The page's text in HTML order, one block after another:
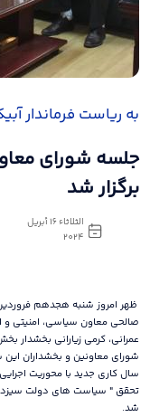
به ریاست فرماندار
جلسه شورای
برگزار شد
الثلاثاء ١٦ أبريل
٢٠٢٤
ظهر امروز شنبه هجدهم
صالحی معاون سیاسی، امنیتی و
عمرانی، کرمی زیارانی
شورای معاونین و بخشداران
سال کاری جدید با محوریت
تحقق " سیاست های دولت
شد.